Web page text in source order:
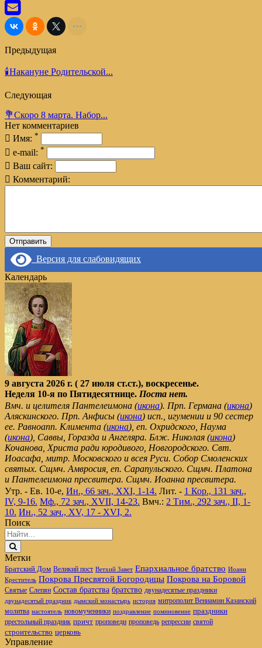
Предыдущая
🕯️Накануне Родительской...
Следующая
💐Скоро 8 марта. Набор...
Нет комментариев
Имя: *
e-mail: *
Ваш сайт:
Комментарий:
Версия для слабовидящих
Календарь
9 августа 2026 г. ( 27 июля ст.ст.), воскресенье.
Неделя 10-я по Пятидесятнице. Поста нет.
Вмч. и целителя Пантелеимона (икона). Прп. Германа (икона)
Аляскинского. Прп. Анфисы (икона) исп., игумении и 90 сестер
ее. Равноапп. Климента (икона), еп. Охридского, Наума
(икона), Саввы, Горазда и Ангеляра. Блж. Николая (икона)
Кочанова, Христа ради юродивого, Новгородского. Свт.
Иоасафа, митр. Московского и всея Руси. Собор Смоленских
святых. Сщмч. Амвросия, еп. Сарапульского. Сщмч. Платона
и Пантелеимона пресвитера. Сщмч. Иоанна пресвитера.
Утр. - Ев. 10-е, Ин., 66 зач., XXI, 1-14. Лит. - 1 Кор., 131 зач.,
IV, 9-16. Мф., 72 зач., XVII, 14-23. Вмч.: 2 Тим., 292 зач., II, 1-
10. Ин., 52 зач., XV, 17 - XVI, 2.
Поиск
Метки
Братский Дом Великий пост Ветхий Завет Епархиальное братство Иоанн
Креститель Покрова Пресвятой Богородицы Покрова на Боровой
Святые Слепян Состав братства братство двунадесятые праздники
двунадесятый праздник дымский монастырь история митрополит Вениамин Казанский
молитва настоятель новомученники поздравление поминовение праздники
престольный праздник причт проповеди проповедь репрессии святой
строительство церковь
Управление